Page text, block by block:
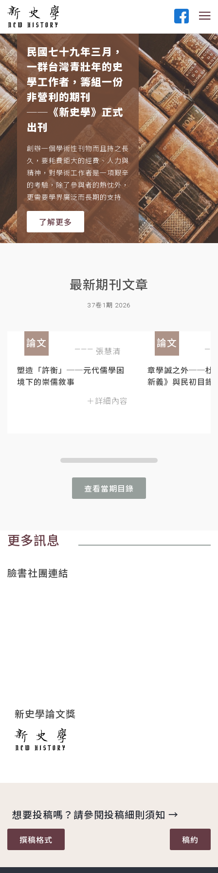
民國七十九年三月，
一群台灣青壯年的史
學工作者，籌組一份
非營利的期刊
──《新史學》正式
出刊
創辦一個學術性刊物而且持之長
久，要耗費鉅大的經費、人力與
精神，對學術工作者是一項艱辛
的考驗，除了參與者的熱忱外，
更需要學界廣泛而長期的支持
了解更多
最新期刊文章
37卷1期 2026
論文
張慧清
塑造「許衡」──元代儒學困
境下的崇儒敘事
＋詳細內容
論文
章學誠之外──杜
新義》與民初目錄
查看當期目錄
更多訊息
臉書社團連結
新史學論文獎
想要投稿嗎？請參閱投稿細則須知 →
撰稿格式 稿約